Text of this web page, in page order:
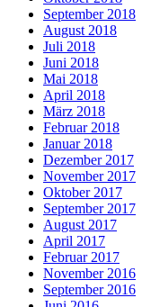
September 2018
August 2018
Juli 2018
Juni 2018
Mai 2018
April 2018
März 2018
Februar 2018
Januar 2018
Dezember 2017
November 2017
Oktober 2017
September 2017
August 2017
April 2017
Februar 2017
November 2016
September 2016